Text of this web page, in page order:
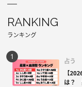
RANKING
ランキング
占う
【
は？